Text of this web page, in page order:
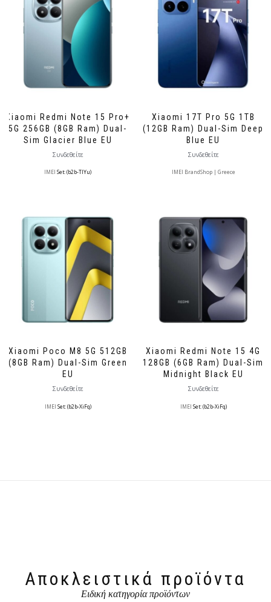
Xiaomi Redmi Note 15 Pro+
5G 256GB (8GB Ram) Dual-
Sim Glacier Blue EU
Συνδεθείτε
IMEI Set: (b2b-TlYu)
Xiaomi 17T Pro 5G 1TB
(12GB Ram) Dual-Sim Deep
Blue EU
Συνδεθείτε
IMEI BrandShop | Greece
Xiaomi Poco M8 5G 512GB
(8GB Ram) Dual-Sim Green
EU
Συνδεθείτε
IMEI Set: (b2b-XiFq)
Xiaomi Redmi Note 15 4G
128GB (6GB Ram) Dual-Sim
Midnight Black EU
Συνδεθείτε
IMEI Set: (b2b-XiFq)
Αποκλειστικά προϊόντα
Ειδική κατηγορία προϊόντων